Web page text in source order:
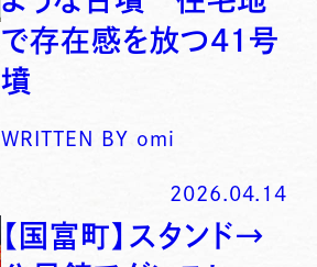
で存在感を放つ41号
墳
WRITTEN BY omi
2026.04.14
【国富町】スタンド→